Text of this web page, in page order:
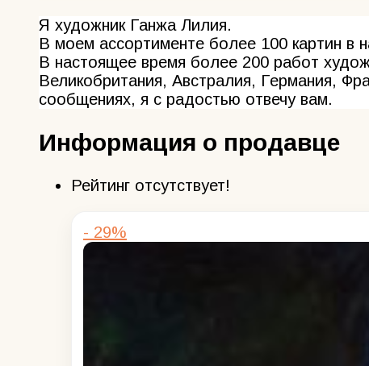
Я художник Ганжа Лилия.
В моем ассортименте более 100 картин в
В настоящее время более 200 работ
Великобритания, Австралия, Германия,
сообщениях, я с радостью отвечу вам.
Информация о продавце
Рейтинг отсутствует!
- 29%